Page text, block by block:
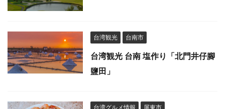
台湾観光 台南市
台湾観光 台南 塩作り「北門井仔腳
鹽田」
台湾グルメ情報 屏東市